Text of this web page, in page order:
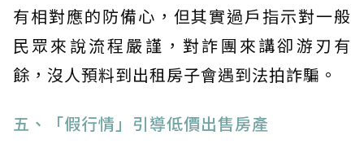
有相對應的防備心，但其實過戶指示對一般
民眾來說流程嚴謹，對詐團來講卻游刃有
餘，沒人預料到出租房子會遇到法拍詐騙。
五、「假行情」引導低價出售房產